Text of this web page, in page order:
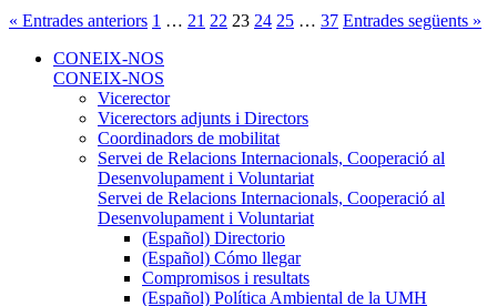
« Entrades anteriors 1 … 21 22 23 24 25 … 37 Entrades següents »
CONEIX-NOS
CONEIX-NOS
Vicerector
Vicerectors adjunts i Directors
Coordinadors de mobilitat
Servei de Relacions Internacionals, Cooperació al
Desenvolupament i Voluntariat
Servei de Relacions Internacionals, Cooperació al
Desenvolupament i Voluntariat
(Español) Directorio
(Español) Cómo llegar
Compromisos i resultats
(Español) Política Ambiental de la UMH